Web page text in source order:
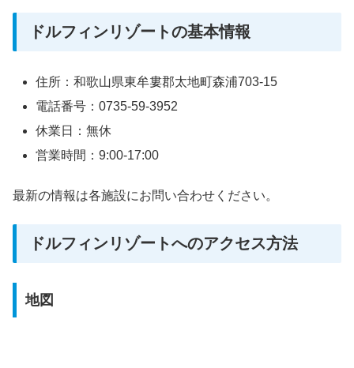
ドルフィンリゾートの基本情報
住所：和歌山県東牟婁郡太地町森浦703-15
電話番号：0735-59-3952
休業日：無休
営業時間：9:00-17:00
最新の情報は各施設にお問い合わせください。
ドルフィンリゾートへのアクセス方法
地図